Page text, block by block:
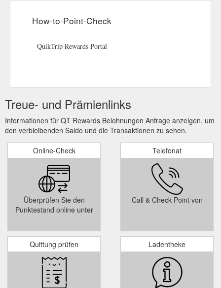
How-to-Point-Check
QuikTrip Rewards Portal
Treue- und Prämienlinks
Informationen für QT Rewards Belohnungen Anfrage anzeigen, um
den verbleibenden Saldo und die Transaktionen zu sehen.
Online-Check
Überprüfen Sie den
Punktestand online unter
Telefonat
Call & Check Point von
Quittung prüfen Ladentheke